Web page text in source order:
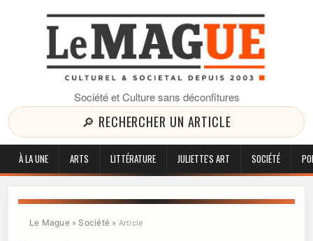
Société et Culture sans déconfitures
🔎 RECHERCHER UN ARTICLE
À LA UNE ARTS LITTÉRATURE JULIETTE'S ART SOCIÉTÉ
Le Mague» Société» Article